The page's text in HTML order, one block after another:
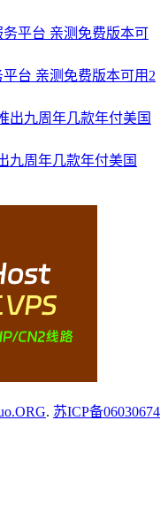
台 亲测免费版本可用2
九周年几款年付美国
. 苏ICP备06030674